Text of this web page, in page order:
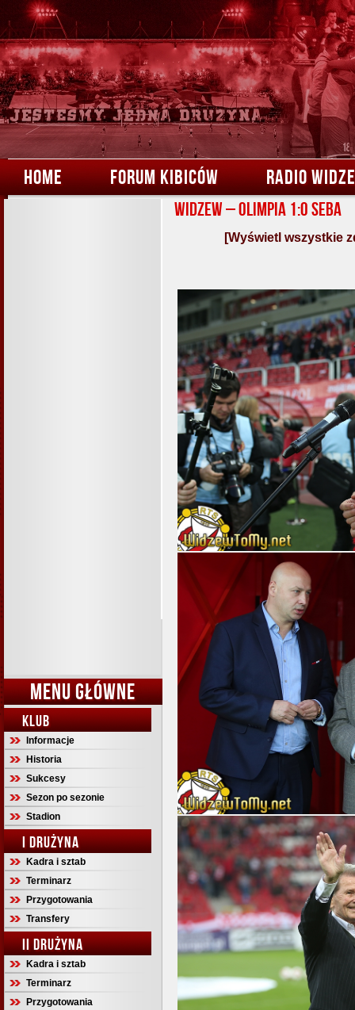
HOME FORUM KIBICÓW RADIO
MENU GŁÓWNE
KLUB
Informacje
Historia
Sukcesy
Sezon po sezonie
Stadion
I DRUŻYNA
Kadra i sztab
Terminarz
Przygotowania
Transfery
II DRUŻYNA
Kadra i sztab
Terminarz
Przygotowania
Widzew – Olimpia 1:0 Seba
[Wyświetl wszystkie